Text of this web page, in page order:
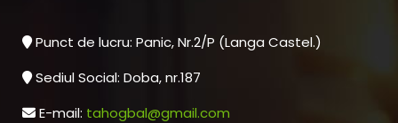
Punct de lucru: Panic, Nr.2/P (Langa Castel.)
Sediul Social: Doba, nr.187
E-mail: tahogbal@gmail.com